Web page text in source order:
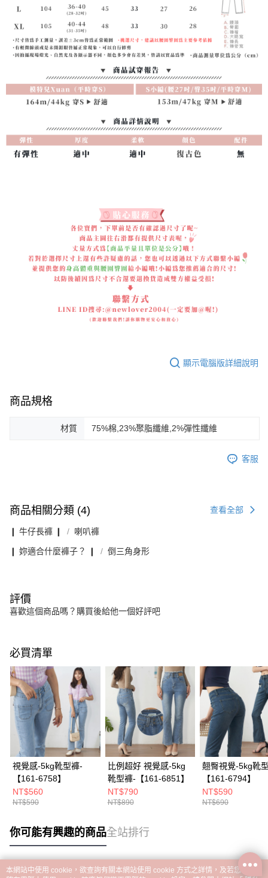
顯示電腦版詳細說明
商品規格
材質 75%棉,23%聚脂纖維,2%彈性纖維
客服
商品相關分類 (4) 查看全部
❙ 牛仔長褲 ❙ 喇叭褲
❙ 妳適合什麼褲子？ ❙ 倒三角身形
評價
喜歡這個商品嗎？購買後給他一個好評吧
必買清單
視覺感-5kg靴型褲-
【161-6758】
NT$560
NT$590
比例超好 視覺感-5kg
靴型褲-【161-6851】
NT$790
NT$890
翹臀視覺-5kg靴
【161-6794】
NT$590
NT$690
你可能有興趣的商品全站排行
本網站中使用 cookie，欲查詢有關本網站使用 cookie 方式之詳情，及若您不希